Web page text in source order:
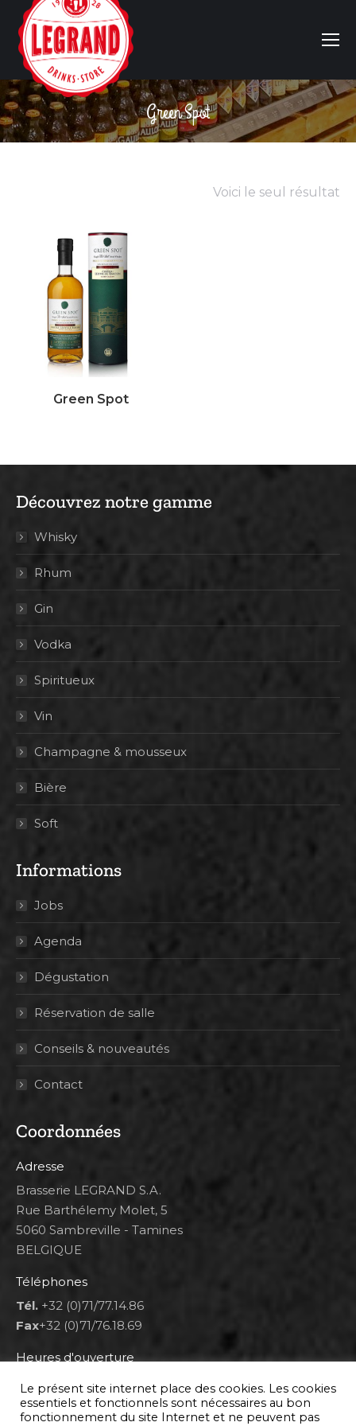
Green Spot
Vous êtes ici :
Voici le seul résultat
Green Spot
Découvrez notre gamme
Whisky
Rhum
Gin
Vodka
Spiritueux
Vin
Champagne & mousseux
Bière
Soft
Informations
Jobs
Agenda
Dégustation
Réservation de salle
Conseils & nouveautés
Contact
Coordonnées
Adresse
Brasserie LEGRAND S.A.
Rue Barthélemy Molet, 5
5060 Sambreville - Tamines
BELGIQUE
Téléphones
Tél. +32 (0)71/77.14.86
Fax+32 (0)71/76.18.69
Heures d'ouverture
Lun 8h00-12h00 et 12h30-14h30
Mar au ven 8h00-12h00 et 12h30-17h00
Sam 9h00-16h00
Le présent site internet place des cookies. Les cookies
essentiels et fonctionnels sont nécessaires au bon
fonctionnement du site Internet et ne peuvent pas